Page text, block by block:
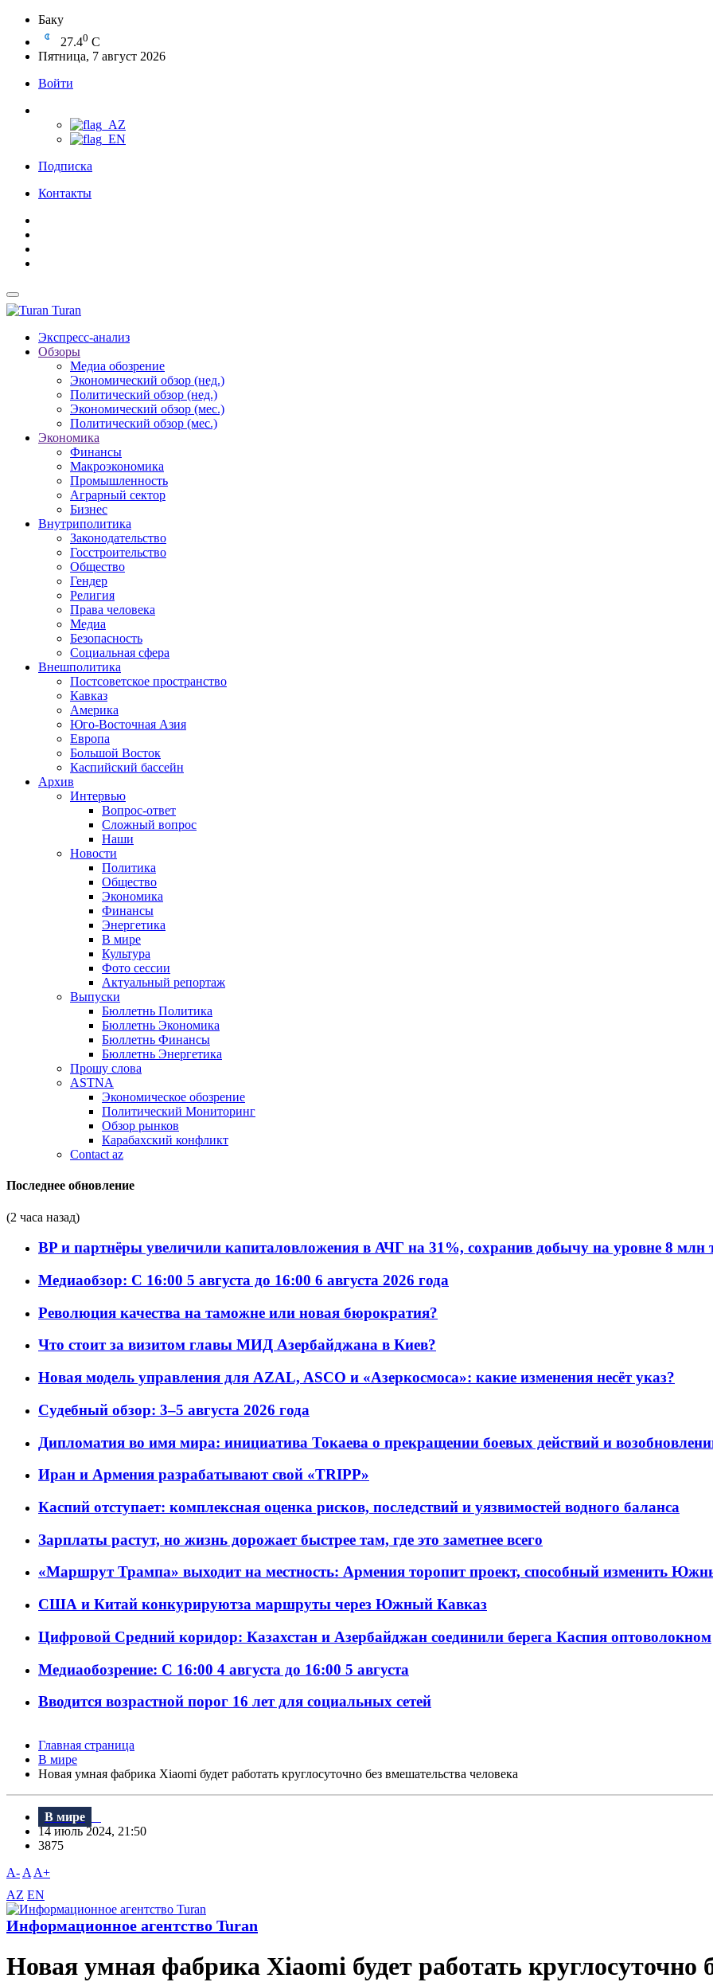
Баку
27.40 C
Пятница, 7 август 2026
Войти
Подписка
Контакты
Turan
Экспресс-анализ
Обзоры
Медиа обозрение
Экономический обзор (нед.)
Политический обзор (нед.)
Экономический обзор (мес.)
Политический обзор (мес.)
Экономика
Финансы
Макроэкономика
Промышленность
Аграрный сектор
Бизнес
Внутриполитика
Законодательство
Госстроительство
Общество
Гендер
Религия
Права человека
Медиа
Безопасность
Социальная сфера
Внешполитика
Постсоветское пространство
Кавказ
Америка
Юго-Восточная Азия
Европа
Большой Восток
Каспийский бассейн
Архив
Интервью
Вопрос-ответ
Сложный вопрос
Наши
Новости
Политика
Общество
Экономика
Финансы
Энергетика
В мире
Культура
Фото сессии
Актуальный репортаж
Выпуски
Бюллетнь Политика
Бюллетнь Экономика
Бюллетнь Финансы
Бюллетнь Энергетика
Прошу слова
ASTNA
Экономическое обозрение
Политический Мониторинг
Обзор рынков
Карабахский конфликт
Contact az
Последнее обновление
(2 часа назад)
BP и партнёры увеличили капиталовложения в АЧГ на 31%, сохранив добычу на уровне 8 млн
Медиаобзор: С 16:00 5 августа до 16:00 6 августа 2026 года
Революция качества на таможне или новая бюрократия?
Что стоит за визитом главы МИД Азербайджана в Киев?
Новая модель управления для AZAL, ASCO и «Азеркосмоса»: какие изменения несёт указ?
Судебный обзор: 3–5 августа 2026 года
Дипломатия во имя мира: инициатива Токаева о прекращении боевых действий и
Иран и Армения разрабатывают свой «TRIPP»
Каспий отступает: комплексная оценка рисков, последствий и уязвимостей водного баланса
Зарплаты растут, но жизнь дорожает быстрее там, где это заметнее всего
«Маршрут Трампа» выходит на местность: Армения торопит проект, способный изменить
США и Китай конкурируютза маршруты через Южный Кавказ
Цифровой Средний коридор: Казахстан и Азербайджан соединили берега Каспия оптоволокном
Медиаобозрение: С 16:00 4 августа до 16:00 5 августа
Вводится возрастной порог 16 лет для социальных сетей
Главная страница
В мире
Новая умная фабрика Xiaomi будет работать круглосуточно без вмешательства человека
В мире
14 июль 2024, 21:50
3875
A- A A+
AZ EN
Информационное агентство Turan
Новая умная фабрика Xiaomi будет работать круглосуточно